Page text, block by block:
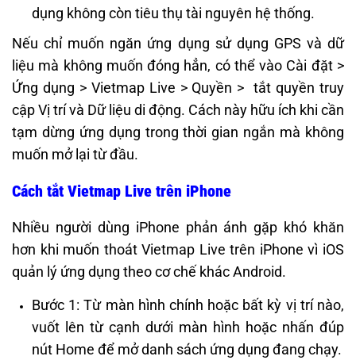
dụng không còn tiêu thụ tài nguyên hệ thống.
Nếu chỉ muốn ngăn ứng dụng sử dụng GPS và dữ
liệu mà không muốn đóng hẳn, có thể vào Cài đặt >
Ứng dụng > Vietmap Live > Quyền > tắt quyền truy
cập Vị trí và Dữ liệu di động. Cách này hữu ích khi cần
tạm dừng ứng dụng trong thời gian ngắn mà không
muốn mở lại từ đầu.
Cách tắt Vietmap Live trên iPhone
Nhiều người dùng iPhone phản ánh gặp khó khăn
hơn khi muốn thoát Vietmap Live trên iPhone vì iOS
quản lý ứng dụng theo cơ chế khác Android.
Bước 1: Từ màn hình chính hoặc bất kỳ vị trí nào,
vuốt lên từ cạnh dưới màn hình hoặc nhấn đúp
nút Home để mở danh sách ứng dụng đang chạy.